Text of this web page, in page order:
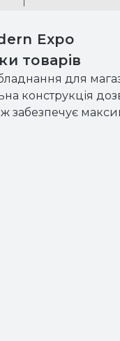
Expo
товарів
для
конструкція
забезпечує